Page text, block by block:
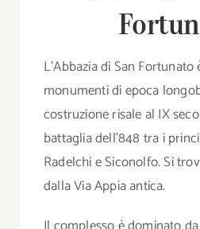
L’Abbazia di San
monumenti di epoca
costruzione risale al IX
battaglia dell’848 tra i
Radelchi e Siconolfo. Si
dalla Via Appia antica.